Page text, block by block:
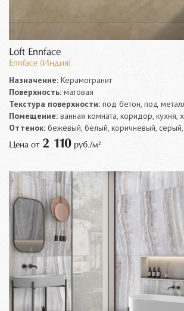
Loft Ennface
Ennface (Индия)
Назначение: Керамогранит
Поверхность: матовая
Текстура поверхности: под бетон, под
Помещение: ванная комната, коридор, кухня,
Оттенок: бежевый, белый, коричневый,
Цена от 2 110 руб./м²